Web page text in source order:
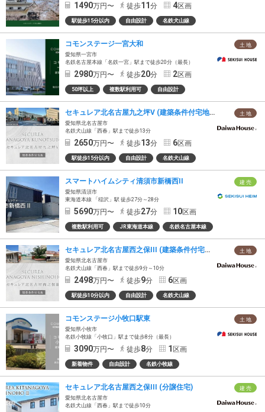
1490万円〜 徒歩11 分 4区画
駅徒歩15分以内 自由設計 名鉄犬山線
土 地
コモンステージ一宮大和
愛知県一宮市
名鉄名古屋本線「名鉄一宮」駅まで徒歩20分（最長）
2980万円〜 徒歩20分 2区画
50坪以上 複数駅利用可 自由設計
土 地
セキュレア北名古屋九之坪V (建築条件付宅地分譲)
愛知県北名古屋市
名鉄犬山線「西春」駅まで徒歩13分
2650万円〜 徒歩13分 6区画
駅徒歩15分以内 自由設計 名鉄犬山線
建 売
スマートハイムシティ清須市新橋西II
愛知県清須市
東海道本線 「稲沢」駅 徒歩27分～28分
5690万円〜 徒歩27分 10区画
複数駅利用可 JR東海道本線 名鉄名古屋本線
土 地
セキュレア北名古屋西之保III (建築条件付宅地分譲)
愛知県北名古屋市
名鉄犬山線「西春」駅まで徒歩9分～10分
2498万円〜 徒歩9分 6区画
駅徒歩10分以内 自由設計 名鉄犬山線
土 地
コモンステージ小牧口駅東
愛知県小牧市
名鉄小牧線「小牧口」駅まで徒歩8分（最長）
3090万円〜 徒歩8分 1 区画
新着物件 自由設計 名鉄小牧線
建 売
セキュレア北名古屋西之保III (分譲住宅)
愛知県北名古屋市
名鉄犬山線「西春」駅まで徒歩10分